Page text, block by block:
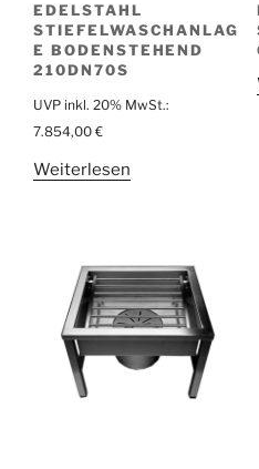
EDELSTAHL
STIEFELWASCHANLAG
E BODENSTEHEND
210DN70S
UVP inkl. 20% MwSt.:
7.854,00 €
Weiterlesen